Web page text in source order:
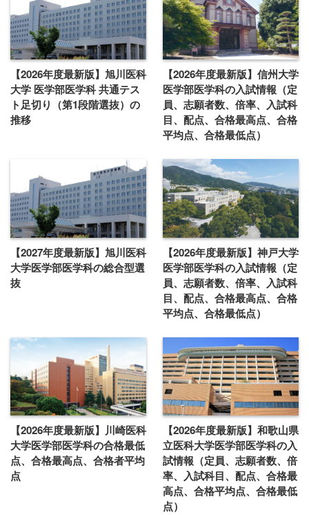
【2026年度最新版】旭川医科
大学 医学部医学科 共通テス
ト足切り（第1段階選抜）の
推移
【2026年度最新版】信州大学
医学部医学科の入試情報（定
員、志願者数、倍率、入試科
目、配点、合格最高点、合格
平均点、合格最低点）
【2027年度最新版】旭川医科
大学医学部医学科の総合型選
抜
【2026年度最新版】神戸大学
医学部医学科の入試情報（定
員、志願者数、倍率、入試科
目、配点、合格最高点、合格
平均点、合格最低点）
【2026年度最新版】川崎医科
大学医学部医学科の合格最低
点、合格最高点、合格者平均
点
【2026年度最新版】和歌山県
立医科大学医学部医学科の入
試情報（定員、志願者数、倍
率、入試科目、配点、合格最
高点、合格平均点、合格最低
点）